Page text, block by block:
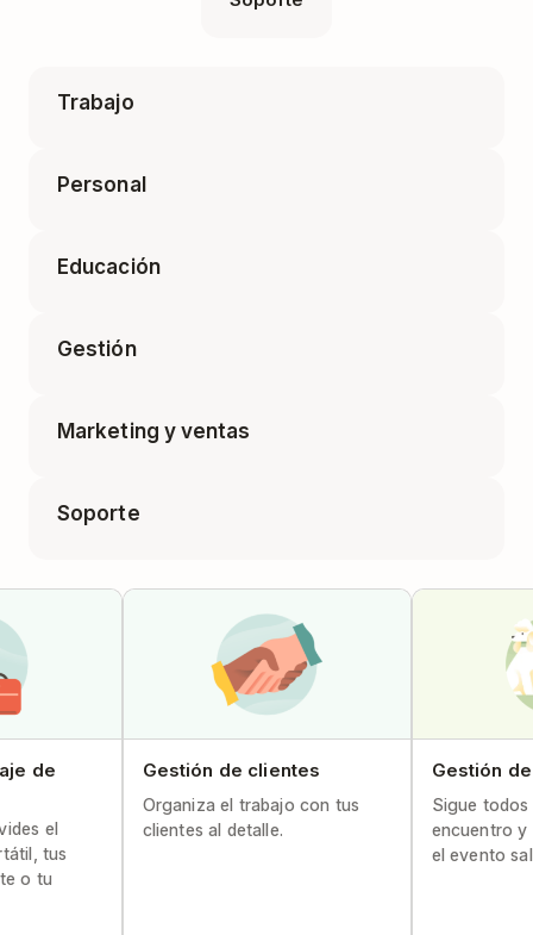
Trabajo
Personal
Educación
Gestión
Marketing y ventas
Calendario de las redes sociales
Soporte
Artículo del centro de ayuda
Seguimiento de problemas
de
el
tus
o tu
Gestión de clientes
Organiza el trabajo con tus
clientes al detalle.
Gestión
Sigue
encuentro y
el evento